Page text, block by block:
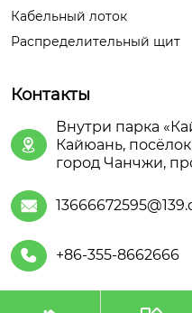
Кабельный лоток
Распределительный щит
Контакты

Внутри парка
Кайюань,
город Чанчжи,

 +86-355-8662666